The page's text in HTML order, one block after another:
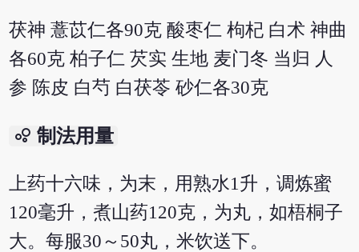
茯神 薏苡仁各90克 酸枣仁 枸杞 白术 神曲
各60克 柏子仁 芡实 生地 麦门冬 当归 人
参 陈皮 白芍 白茯苓 砂仁各30克
bubble_chart 制法用量
上药十六味，为末，用熟水1升，调炼蜜
120毫升，煮山药120克，为丸，如梧桐子
大。每服30～50丸，米饮送下。